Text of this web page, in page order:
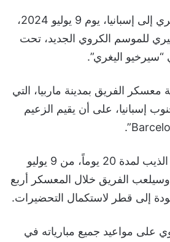
سافر نادي السد القطري إلى إسبانيا، يوم 9 يوليو 2024،
للموسم الكروي الجديد، تحت
“سيرخيو اليغري”.
معسكر الفريق بمدينة ماربيا، التي
إسبانيا، على أن يقيم الزعيم
ويستمر معسكر عيال الذيب لمدة 20 يوماً، من 9 يوليو
وسيلعب الفريق خلال المعسكر أربع
إلى قطر لاستكمال التحضيرات.
على مواعيد جميع مبارياته في